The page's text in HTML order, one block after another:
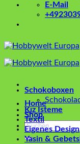
E-Mail
Home
Shop
Suchen
nach:
Schokoboxen
Kız İsteme
Textil
Eigenes Design
Yasin &